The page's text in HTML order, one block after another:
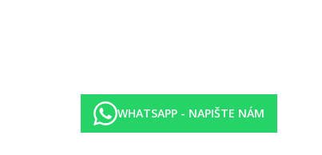
WHATSAPP - NAPIŠTE NÁM